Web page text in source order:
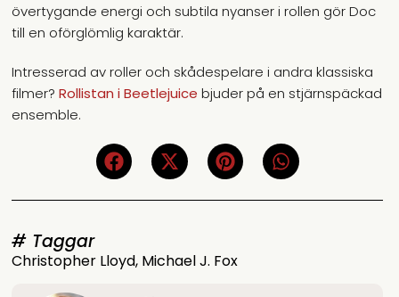
övertygande energi och subtila nyanser i rollen gör Doc
till en oförglömlig karaktär.
Intresserad av roller och skådespelare i andra klassiska
filmer?Rollistan i Beetlejuice bjuder på en stjärnspäckad
ensemble.
# Taggar
Christopher Lloyd, Michael J. Fox